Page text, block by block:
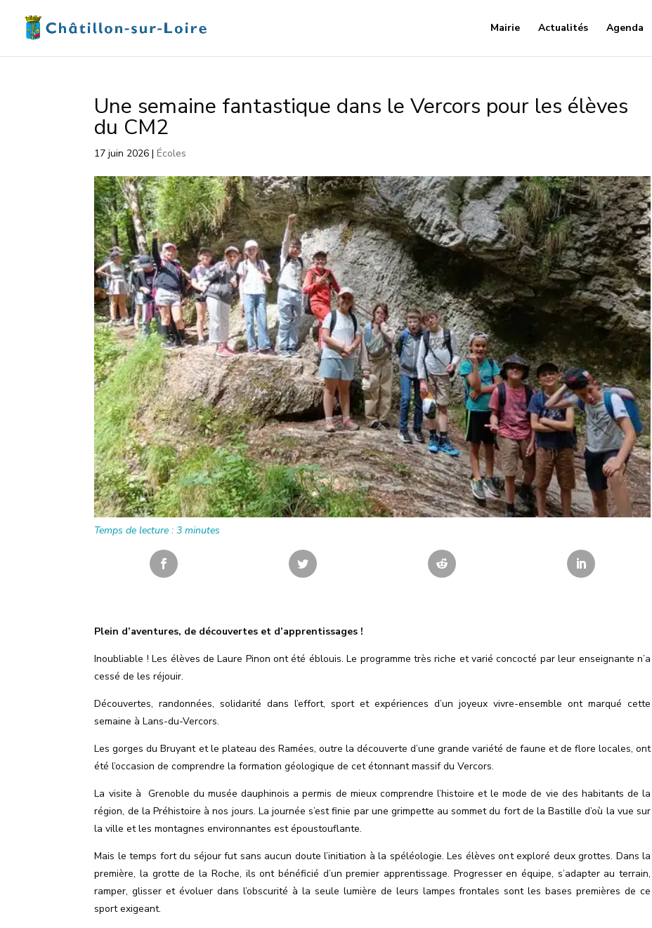
Mairie Actualités Agenda
Une semaine fantastique dans le Vercors pour les élèves
du CM2
17 juin 2026 |Écoles
Temps de lecture :3 minutes
Plein d’aventures, de découvertes et d’apprentissages !
Inoubliable ! Les élèves de Laure Pinon ont été éblouis. Le programme très riche et varié concocté par leur enseignante n’a
cessé de les réjouir.
Découvertes, randonnées, solidarité dans l’effort, sport et expériences d’un joyeux vivre-ensemble ont marqué cette
semaine à Lans-du-Vercors.
Les gorges du Bruyant et le plateau des Ramées, outre la découverte d’une grande variété de faune et de flore locales, ont
été l’occasion de comprendre la formation géologique de cet étonnant massif du Vercors.
La visite à Grenoble du musée dauphinois a permis de mieux comprendre l’histoire et le mode de vie des habitants de la
région, de la Préhistoire à nos jours. La journée s’est finie par une grimpette au sommet du fort de la Bastille d’où la vue sur
la ville et les montagnes environnantes est époustouflante.
Mais le temps fort du séjour fut sans aucun doute l’initiation à la spéléologie. Les élèves ont exploré deux grottes. Dans la
première, la grotte de la Roche, ils ont bénéficié d’un premier apprentissage. Progresser en équipe, s’adapter au terrain,
ramper, glisser et évoluer dans l’obscurité à la seule lumière de leurs lampes frontales sont les bases premières de ce
sport exigeant.